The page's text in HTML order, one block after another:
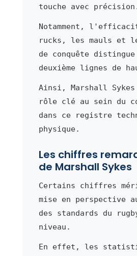
touche avec
Notamment,
rucks, les mauls et
de conquête
deuxième lignes de
Ainsi, Marshall Sykes
rôle clé au sein du
dans ce registre
physique.
Les chiffres
de Marshall Sykes
Certains chiffres
mise en perspective
des standards du
niveau.
En effet, les